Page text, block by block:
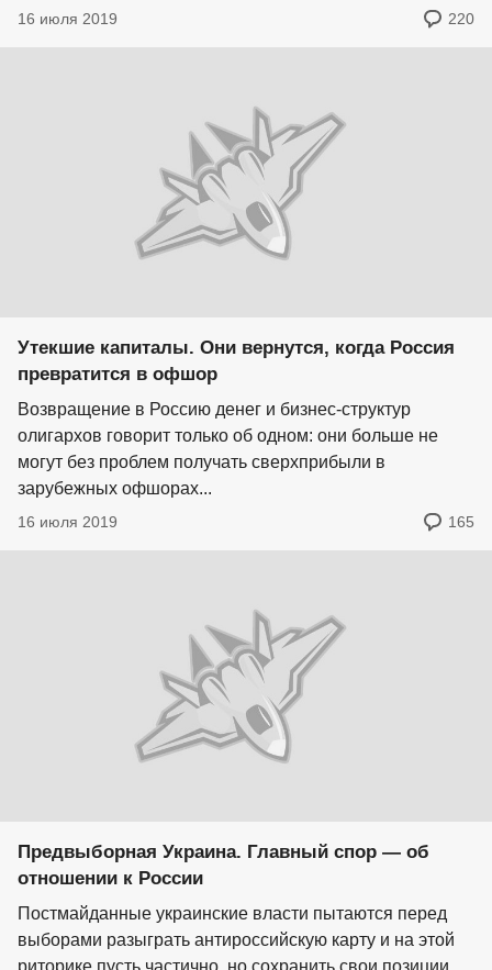
16 июля 2019 220
Утекшие капиталы. Они вернутся, когда Россия
превратится в офшор
Возвращение в Россию денег и бизнес-структур
олигархов говорит только об одном: они больше не
могут без проблем получать сверхприбыли в
зарубежных офшорах...
16 июля 2019 165
Предвыборная Украина. Главный спор — об
отношении к России
Постмайданные украинские власти пытаются перед
выборами разыграть антироссийскую карту и на этой
риторике пусть частично, но сохранить свои позиции.